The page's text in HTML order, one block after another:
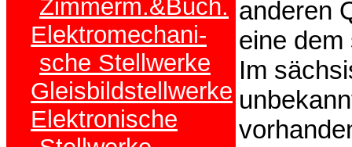
Zimmerm.&Buch.
Elektromechani-
sche Stellwerke
Gleisbildstellwerke
Elektronische
anderen
eine
Im